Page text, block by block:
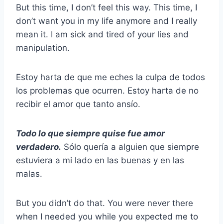
But this time, I don’t feel this way. This time, I
don’t want you in my life anymore and I really
mean it. I am sick and tired of your lies and
manipulation.
Estoy harta de que me eches la culpa de todos
los problemas que ocurren. Estoy harta de no
recibir el amor que tanto ansío.
Todo lo que siempre quise fue amor
verdadero. Sólo quería a alguien que siempre
estuviera a mi lado en las buenas y en las
malas.
But you didn’t do that. You were never there
when I needed you while you expected me to